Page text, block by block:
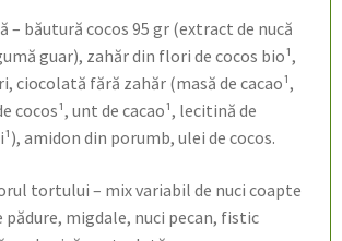
– băutură cocos 95 gr (extract de nucă
guar), zahăr din flori de cocos bio¹,
ciocolată fără zahăr (masă de cacao¹,
cocos¹, unt de cacao¹, lecitină de
amidon din porumb, ulei de cocos.
tortului – mix variabil de nuci coapte
pădure, migdale, nuci pecan, fistic